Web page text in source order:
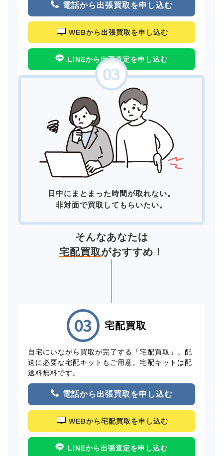
電話から出張買取を申し込む
WEBから出張買取を申し込む
LINEから出張査定を申し込む
日中にまとまった時間が取れない。
非対面で買取してもらいたい。
そんなあなたは
宅配買取がおすすめ！
宅配買取
自宅にいながら買取が完了する「宅配買取」。配
送に必要な宅配キットもご用意。宅配キットは配
送料無料です。
電話から出張買取を申し込む
WEBから宅配買取を申し込む
LINEから出張査定を申し込む